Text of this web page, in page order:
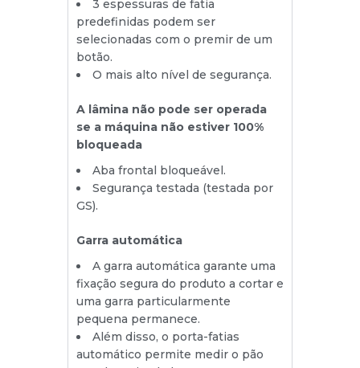
3 espessuras de fatia
predefinidas podem ser
selecionadas com o premir de um
botão.
O mais alto nível de segurança.
A lâmina não pode ser operada
se a máquina não estiver 100%
bloqueada
Aba frontal bloqueável.
Segurança testada (testada por
GS).
Garra automática
A garra automática garante uma
fixação segura do produto a cortar e
uma garra particularmente
pequena permanece.
Além disso, o porta-fatias
automático permite medir o pão